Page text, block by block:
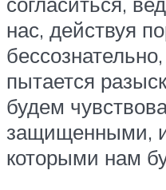
нас, действуя
пытается
будем
защищенными,
которыми нам